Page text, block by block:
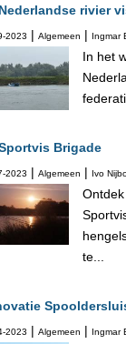
rivier
2023 | Algemeen | Ingmar
In het
Brigade
2023 | Algemeen | Ivo
te...
2023 | Algemeen | Ingmar